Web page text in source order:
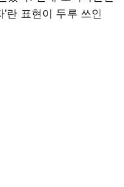
란 표현이 두루 쓰인